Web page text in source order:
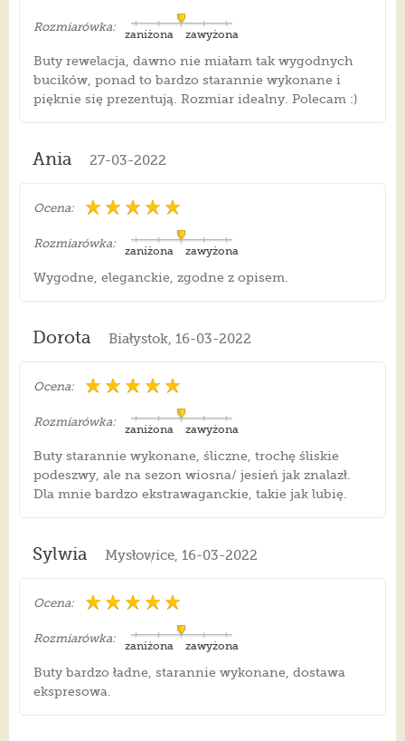
Rozmiarówka:
zawyżona
zaniżona
Buty rewelacja, dawno nie miałam tak wygodnych
bucików, ponad to bardzo starannie wykonane i
pięknie się prezentują. Rozmiar idealny. Polecam :)
Ania 27-03-2022
Ocena:
Rozmiarówka:
zawyżona
zaniżona
Wygodne, eleganckie, zgodne z opisem.
Dorota Białystok, 16-03-2022
Ocena:
Rozmiarówka:
zawyżona
zaniżona
Buty starannie wykonane, śliczne, trochę śliskie
podeszwy, ale na sezon wiosna/ jesień jak znalazł.
Dla mnie bardzo ekstrawaganckie, takie jak lubię.
Sylwia Mysłowice, 16-03-2022
Ocena:
Rozmiarówka:
zawyżona
zaniżona
Buty bardzo ładne, starannie wykonane, dostawa
ekspresowa.